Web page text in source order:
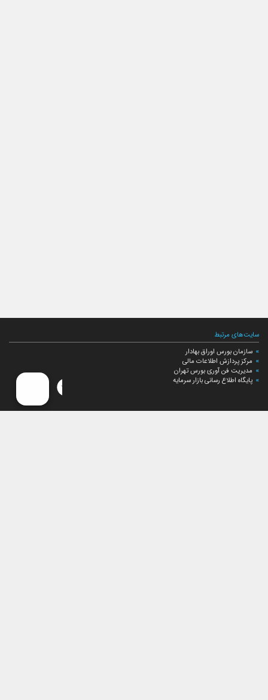
سایت‌های مرتبط
سازمان بورس اوراق بهادار
مرکز پردازش اطلاعات مالی
مدیریت فن آوری بورس تهران
پایگاه اطلاع رسانی بازار سرمایه
ارتباط با صندوق